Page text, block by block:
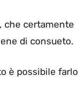
che certamente
di consueto.
è possibile farlo